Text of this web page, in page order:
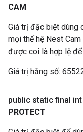
CAM
Giá trị đặc biệt dùng
mọi thế hệ Nest
được coi là hợp lệ để
Giá trị hằng số:
public static final int
PROTECT